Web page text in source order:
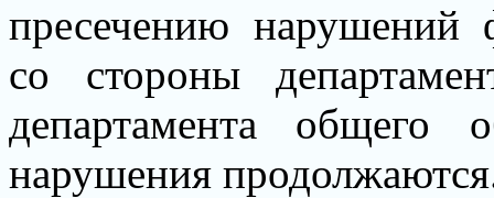
пресечению нарушений
со стороны
департамента общего
нарушения